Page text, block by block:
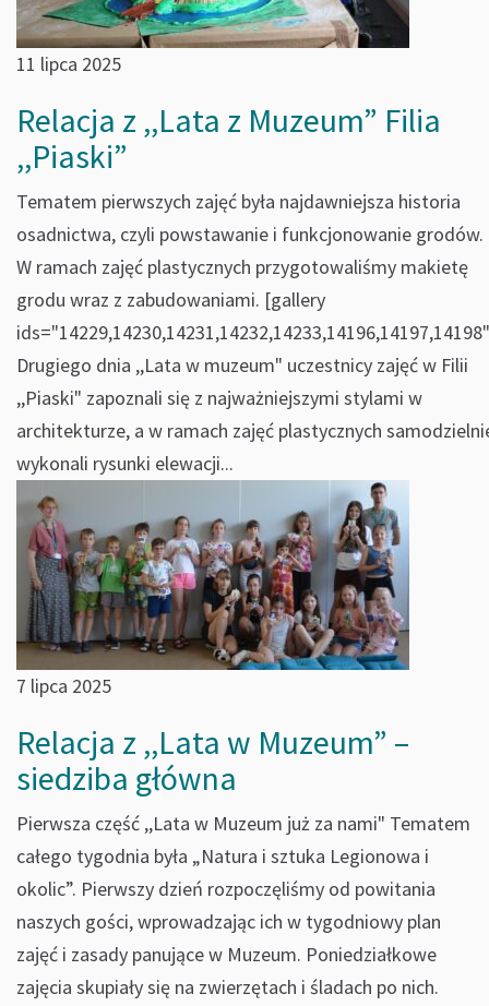
11 lipca 2025
Relacja z ,,Lata z Muzeum” Filia
,,Piaski”
Tematem pierwszych zajęć była najdawniejsza historia
osadnictwa, czyli powstawanie i funkcjonowanie grodów.
W ramach zajęć plastycznych przygotowaliśmy makietę
grodu wraz z zabudowaniami. [gallery
Drugiego dnia ,,Lata w muzeum" uczestnicy zajęć w Filii
,,Piaski" zapoznali się z najważniejszymi stylami w
architekturze, a w ramach zajęć plastycznych
wykonali rysunki elewacji...
7 lipca 2025
Relacja z ,,Lata w Muzeum” –
siedziba główna
Pierwsza część ,,Lata w Muzeum już za nami" Tematem
całego tygodnia była „Natura i sztuka Legionowa i
okolic”. Pierwszy dzień rozpoczęliśmy od powitania
naszych gości, wprowadzając ich w tygodniowy plan
zajęć i zasady panujące w Muzeum. Poniedziałkowe
zajęcia skupiały się na zwierzętach i śladach po nich.